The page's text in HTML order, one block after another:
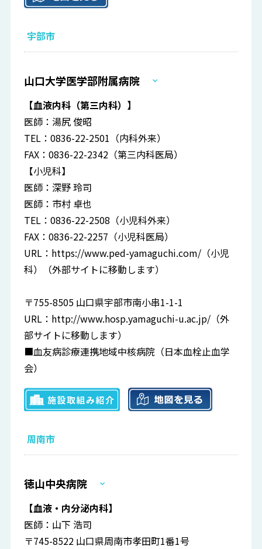
宇部市
山口大学医学部附属病院
【血液内科（第三内科）】
医師：湯尻 俊昭
TEL：0836-22-2501（内科外来）
FAX：0836-22-2342（第三内科医局）
【小児科】
医師：深野 玲司
医師：市村 卓也
TEL：0836-22-2508（小児科外来）
FAX：0836-22-2257（小児科医局）
URL： https://www.ped-yamaguchi.com/ （小児
科）（外部サイトに移動します）
〒755-8505 山口県宇部市南小串1-1-1
URL： http://www.hosp.yamaguchi-u.ac.jp/ （外
部サイトに移動します）
■血友病診療連携地域中核病院（日本血栓止血学
会）
周南市
徳山中央病院
【血液・内分泌内科】
医師：山下 浩司
〒745-8522 山口県周南市孝田町1番1号